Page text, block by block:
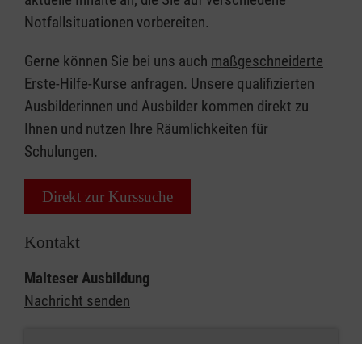
Notfallsituationen vorbereiten.
Gerne können Sie bei uns auch maßgeschneiderte
Erste-Hilfe-Kurse anfragen. Unsere qualifizierten
Ausbilderinnen und Ausbilder kommen direkt zu
Ihnen und nutzen Ihre Räumlichkeiten für
Schulungen.
Direkt zur Kurssuche
Kontakt
Malteser Ausbildung
Nachricht senden